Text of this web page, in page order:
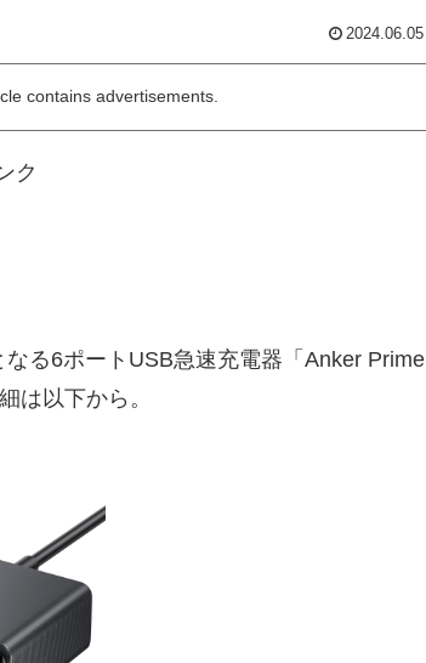
2024.06.05
contains advertisements.
ク
る6ポートUSB急速充電器「Anker Prime
は以下から。